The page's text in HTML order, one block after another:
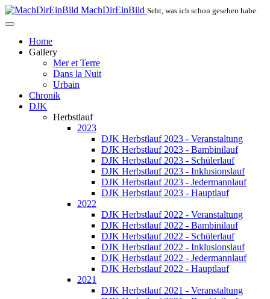
MachDirEinBild Seht, was ich schon gesehen habe.
Home
Gallery
Mer et Terre
Dans la Nuit
Urbain
Chronik
DJK
Herbstlauf
2023
DJK Herbstlauf 2023 - Veranstaltung
DJK Herbstlauf 2023 - Bambinilauf
DJK Herbstlauf 2023 - Schülerlauf
DJK Herbstlauf 2023 - Inklusionslauf
DJK Herbstlauf 2023 - Jedermannlauf
DJK Herbstlauf 2023 - Hauptlauf
2022
DJK Herbstlauf 2022 - Veranstaltung
DJK Herbstlauf 2022 - Bambinilauf
DJK Herbstlauf 2022 - Schülerlauf
DJK Herbstlauf 2022 - Inklusionslauf
DJK Herbstlauf 2022 - Jedermannlauf
DJK Herbstlauf 2022 - Hauptlauf
2021
DJK Herbstlauf 2021 - Veranstaltung